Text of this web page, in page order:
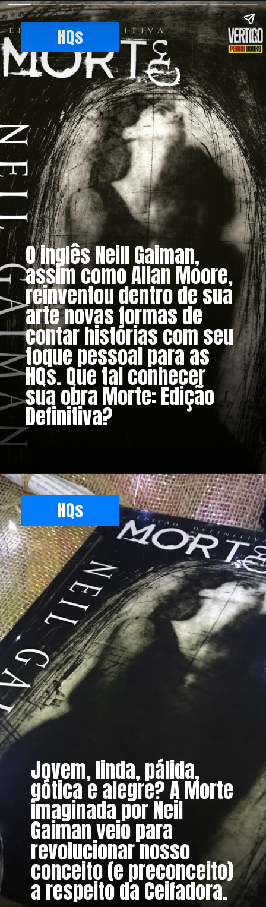
O inglês Neill Gaiman,
assim como Allan Moore,
reinventou dentro de sua
arte novas formas de
contar histórias com seu
toque pessoal para as
HQs. Que tal conhecer
sua obra Morte: Edição
Definitiva?
HQs
Jovem, linda, pálida,
gótica e alegre? A Morte
imaginada por Neil
Gaiman veio para
revolucionar nosso
conceito (e preconceito)
a respeito da Ceifadora.
HQs